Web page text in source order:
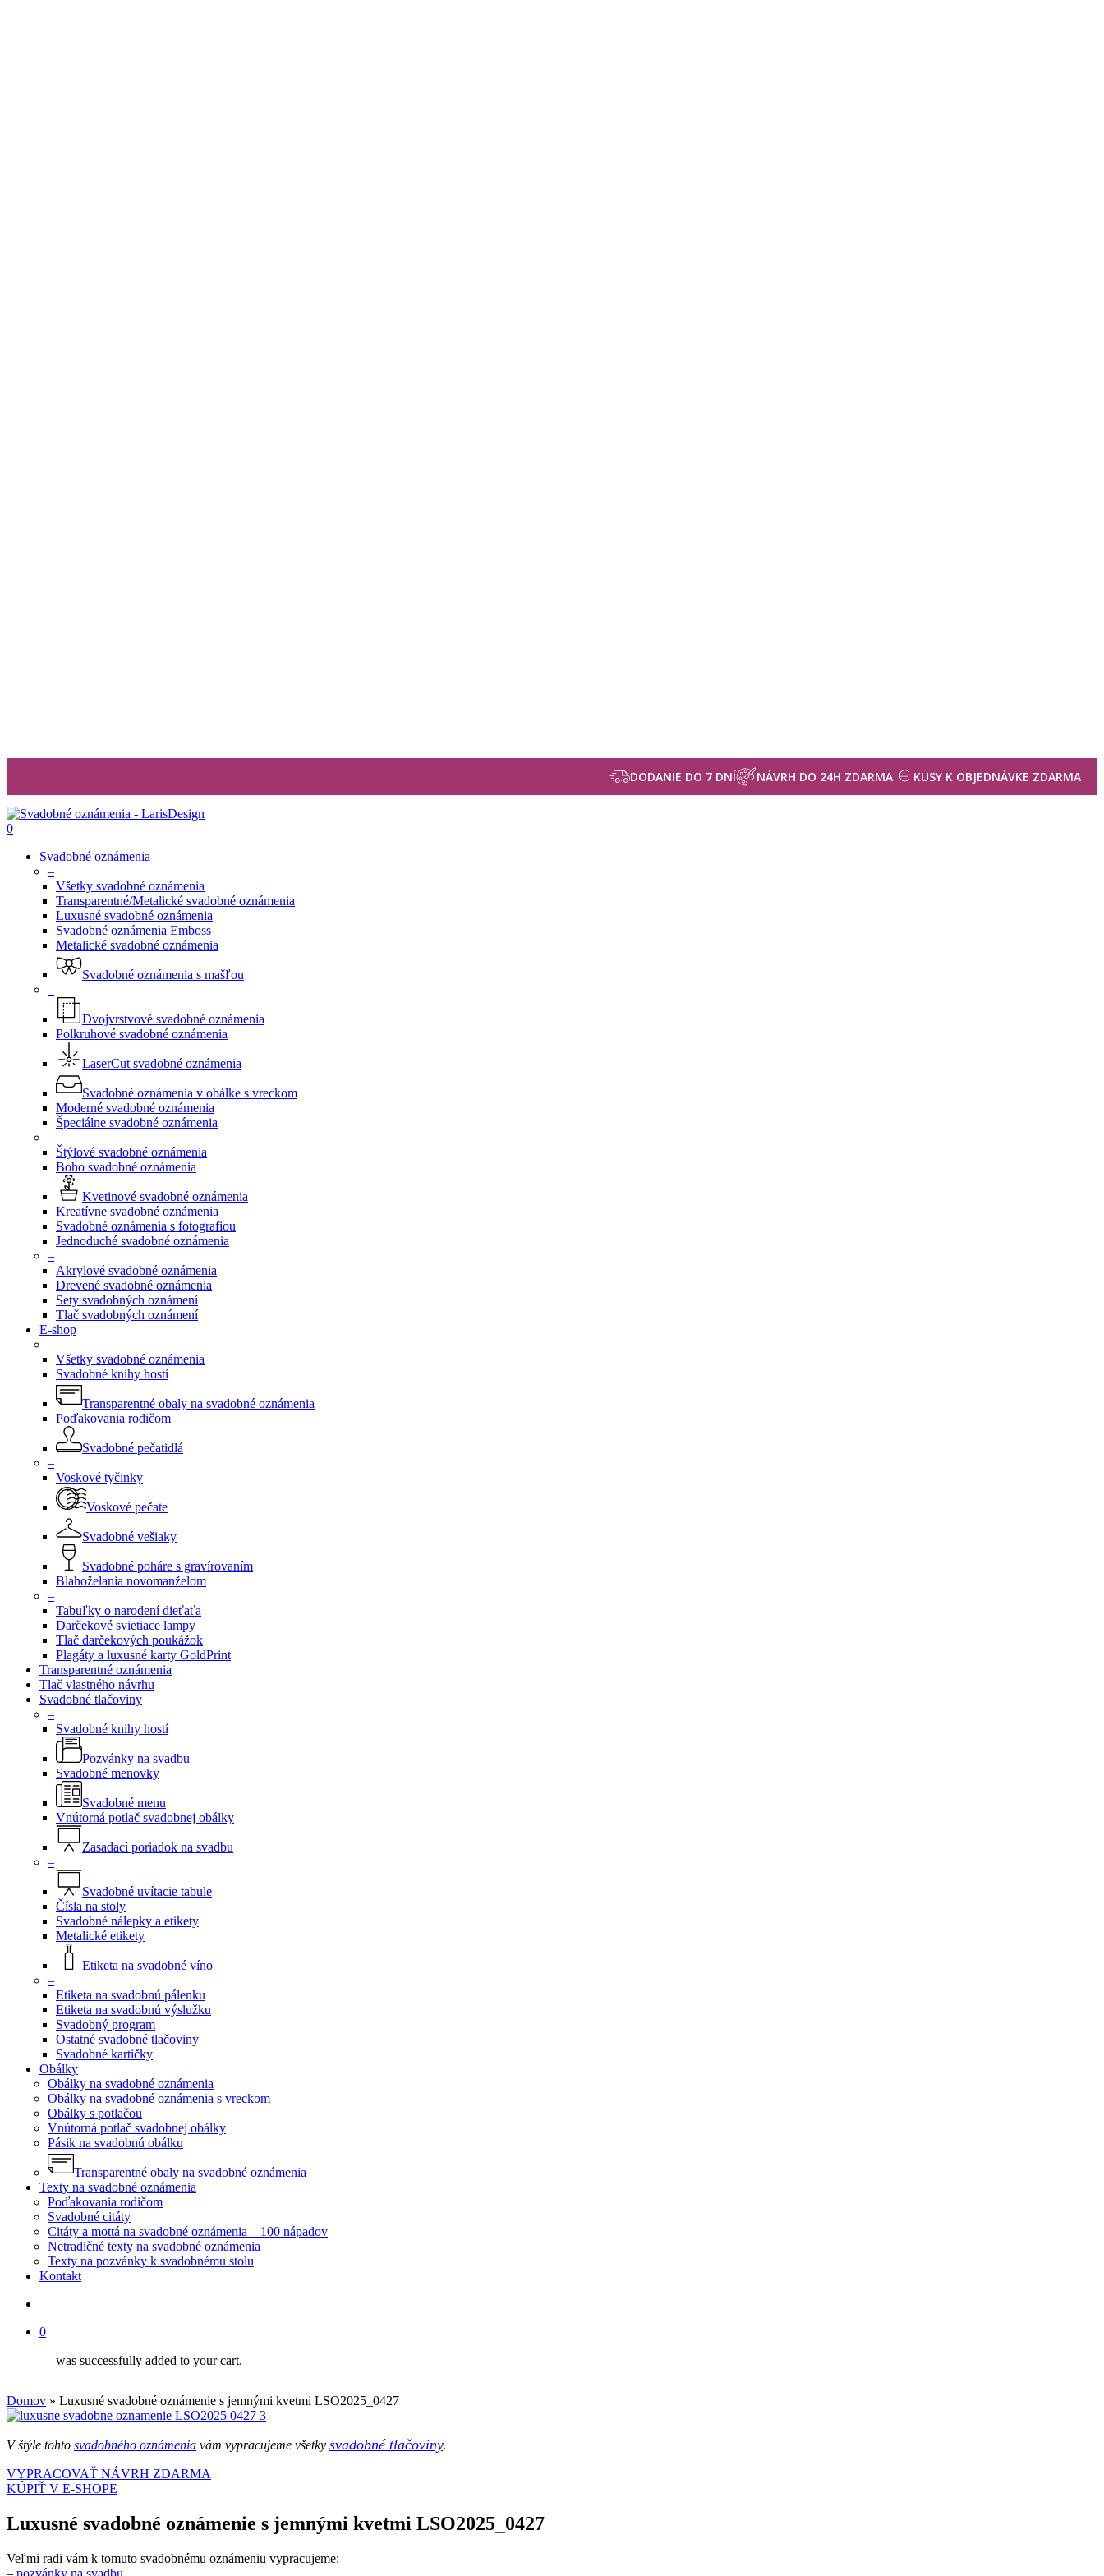
DODANIE DO 7 DNÍ NÁVRH DO 24H ZDARMA KUSY K OBJEDNÁVKE ZDARMA
0
Svadobné oznámenia
–
Všetky svadobné oznámenia
Transparentné/Metalické svadobné oznámenia
Luxusné svadobné oznámenia
Svadobné oznámenia Emboss
Metalické svadobné oznámenia
Svadobné oznámenia s mašľou
–
Dvojvrstvové svadobné oznámenia
Polkruhové svadobné oznámenia
LaserCut svadobné oznámenia
Svadobné oznámenia v obálke s vreckom
Moderné svadobné oznámenia
Špeciálne svadobné oznámenia
–
Štýlové svadobné oznámenia
Boho svadobné oznámenia
Kvetinové svadobné oznámenia
Kreatívne svadobné oznámenia
Svadobné oznámenia s fotografiou
Jednoduché svadobné oznámenia
–
Akrylové svadobné oznámenia
Drevené svadobné oznámenia
Sety svadobných oznámení
Tlač svadobných oznámení
E-shop
–
Všetky svadobné oznámenia
Svadobné knihy hostí
Transparentné obaly na svadobné oznámenia
Poďakovania rodičom
Svadobné pečatidlá
–
Voskové tyčinky
Voskové pečate
Svadobné vešiaky
Svadobné poháre s gravírovaním
Blahoželania novomanželom
–
Tabuľky o narodení dieťaťa
Darčekové svietiace lampy
Tlač darčekových poukážok
Plagáty a luxusné karty GoldPrint
Transparentné oznámenia
Tlač vlastného návrhu
Svadobné tlačoviny
–
Svadobné knihy hostí
Pozvánky na svadbu
Svadobné menovky
Svadobné menu
Vnútorná potlač svadobnej obálky
Zasadací poriadok na svadbu
–
Svadobné uvítacie tabule
Čísla na stoly
Svadobné nálepky a etikety
Metalické etikety
Etiketa na svadobné víno
–
Etiketa na svadobnú pálenku
Etiketa na svadobnú výslužku
Svadobný program
Ostatné svadobné tlačoviny
Svadobné kartičky
Obálky
Obálky na svadobné oznámenia
Obálky na svadobné oznámenia s vreckom
Obálky s potlačou
Vnútorná potlač svadobnej obálky
Pásik na svadobnú obálku
Transparentné obaly na svadobné oznámenia
Texty na svadobné oznámenia
Poďakovania rodičom
Svadobné citáty
Citáty a mottá na svadobné oznámenia – 100 nápadov
Netradičné texty na svadobné oznámenia
Texty na pozvánky k svadobnému stolu
Kontakt
0
was successfully added to your cart.
Domov » Luxusné svadobné oznámenie s jemnými kvetmi LSO2025_0427
V štýle tohto svadobného oznámenia vám vypracujeme všetky svadobné tlačoviny.
VYPRACOVAŤ NÁVRH ZDARMA
KÚPIŤ V E-SHOPE
Luxusné svadobné oznámenie s jemnými kvetmi LSO2025_0427
Veľmi radi vám k tomuto svadobnému oznámeniu vypracujeme:
– pozvánky na svadbu